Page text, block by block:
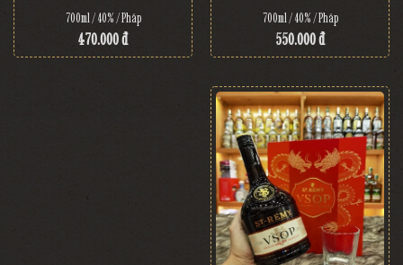
700ml / 40% / Pháp
470.000 đ
700ml / 40% / Pháp
550.000 đ